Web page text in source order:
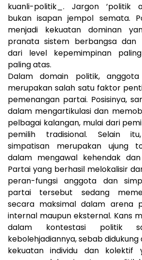
kuanli-politik_. Jargon ’politik
bukan isapan jempol semata.
menjadi kekuatan dominan
pranata sistem berbangsa dan
dari level kepemimpinan
paling atas.
Dalam domain politik,
merupakan salah satu faktor
pemenangan partai. Posisinya,
dalam mengartikulasi dan
pelbagai kalangan, mulai dari
pemilih tradisional. Selain
simpatisan merupakan ujung
dalam mengawal kehendak
Partai yang berhasil melokalisir
peran-fungsi anggota dan
partai tersebut sedang
secara maksimal dalam arena
internal maupun eksternal. Kans
dalam kontestasi politik
kebolehjadiannya, sebab didukung
kekuatan individu dan kolektif